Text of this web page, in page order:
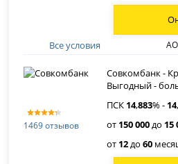
Все условия
1469 отзывов
Совкомбанк -
Выгодный -
ПСК 14,883% - 14
от 150 000до 15
от 12до60